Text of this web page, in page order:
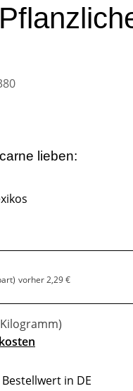
lieben:
vorher 2,29 €
in DE